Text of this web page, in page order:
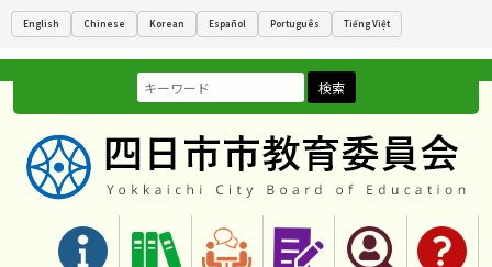
English Chinese Korean Español Português Tiếng Việt
検索